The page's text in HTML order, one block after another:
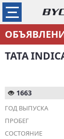
TATA
1663
ГОД ВЫПУСКА
ПРОБЕГ
СОСТОЯНИЕ